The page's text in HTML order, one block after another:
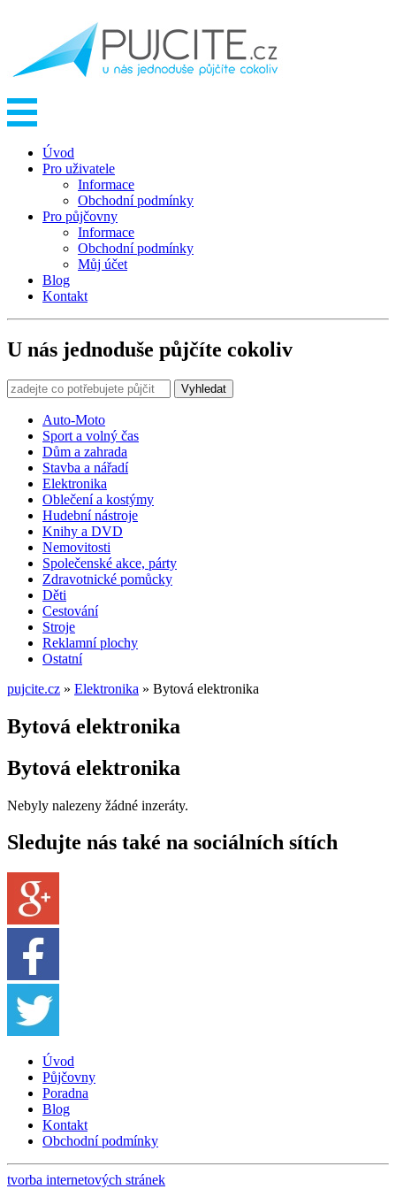
Úvod
Pro uživatele
Informace
Obchodní podmínky
Pro půjčovny
Informace
Obchodní podmínky
Můj účet
Blog
Kontakt
U nás jednoduše půjčíte cokoliv
Vyhledat
Auto-Moto
Sport a volný čas
Dům a zahrada
Stavba a nářadí
Elektronika
Oblečení a kostýmy
Hudební nástroje
Knihy a DVD
Nemovitosti
Společenské akce, párty
Zdravotnické pomůcky
Děti
Cestování
Stroje
Reklamní plochy
Ostatní
pujcite.cz » Elektronika » Bytová elektronika
Bytová elektronika
Bytová elektronika
Nebyly nalezeny žádné inzeráty.
Sledujte nás také na sociálních sítích
Úvod
Půjčovny
Poradna
Blog
Kontakt
Obchodní podmínky
tvorba internetových stránek